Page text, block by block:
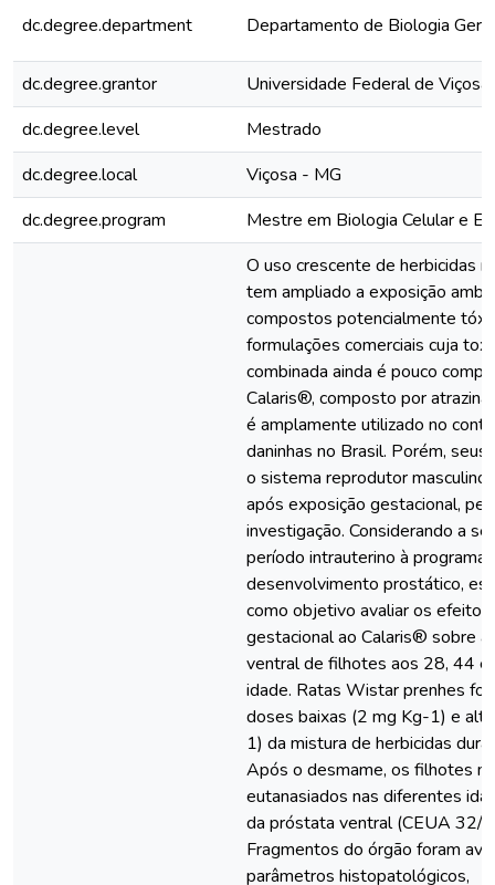
dc.degree.department Departamento de Biologia Geral
dc.degree.grantor
Universidade Federal de Viçosa
dc.degree.level
Mestrado
dc.degree.local
Viçosa - MG
dc.degree.program
Mestre em Biologia Celular e
O uso crescente de herbicidas
tem ampliado a exposição
compostos potencialmente
formulações comerciais cuja
combinada ainda é pouco
Calaris®, composto por
é amplamente utilizado no
daninhas no Brasil. Porém,
o sistema reprodutor
após exposição gestacional,
investigação. Considerando a
período intrauterino à
desenvolvimento prostático,
como objetivo avaliar os efeitos
gestacional ao Calaris® sobre
ventral de filhotes aos 28, 44 e
idade. Ratas Wistar prenhes
doses baixas (2 mg Kg-1) e
1) da mistura de herbicidas
Após o desmame, os filhotes
eutanasiados nas diferentes
da próstata ventral (CEUA 32/
Fragmentos do órgão foram
parâmetros histopatológicos,